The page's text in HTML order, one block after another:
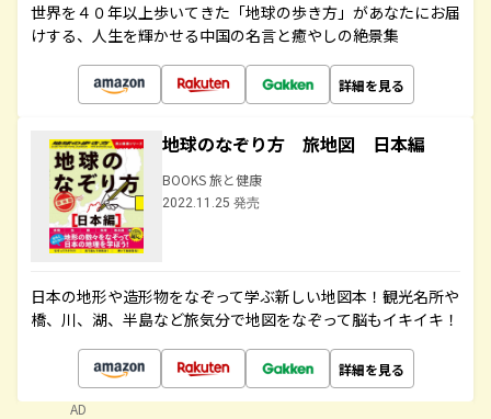
世界を４０年以上歩いてきた「地球の歩き方」があなたにお届
けする、人生を輝かせる中国の名言と癒やしの絶景集
詳細を見る
地球のなぞり方 旅地図 日本編
BOOKS 旅と健康
2022.11.25 発売
日本の地形や造形物をなぞって学ぶ新しい地図本！観光名所や
橋、川、湖、半島など旅気分で地図をなぞって脳もイキイキ！
詳細を見る
AD